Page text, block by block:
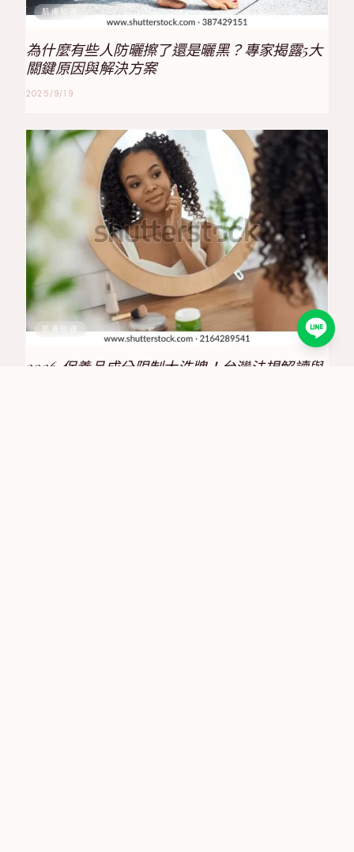
肌膚知識
為什麼有些人防曬擦了還是曬黑？專家揭露5大
關鍵原因與解決方案
2025/9/19
肌膚知識
2026 保養品成分限制大洗牌！台灣法規解讀與